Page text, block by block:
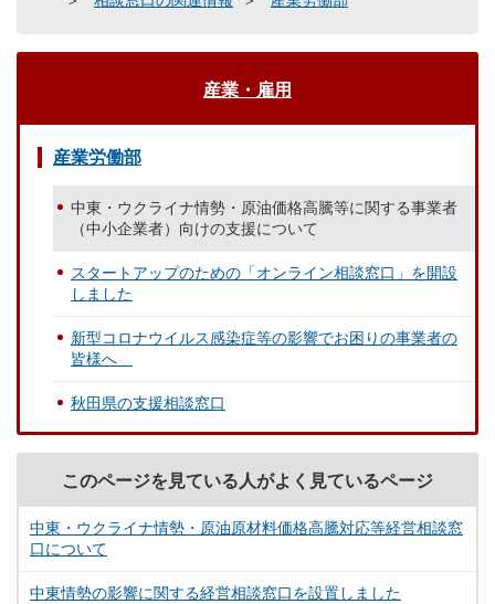
産業・雇用
産業労働部
中東・ウクライナ情勢・原油価格高騰等に関する事業者
（中小企業者）向けの支援について
スタートアップのための「オンライン相談窓口」を開設
しました
新型コロナウイルス感染症等の影響でお困りの事業者の
皆様へ
秋田県の支援相談窓口
このページを見ている人がよく見ているページ
中東・ウクライナ情勢・原油原材料価格高騰対応等経営相談窓
口について
中東情勢の影響に関する経営相談窓口を設置しました